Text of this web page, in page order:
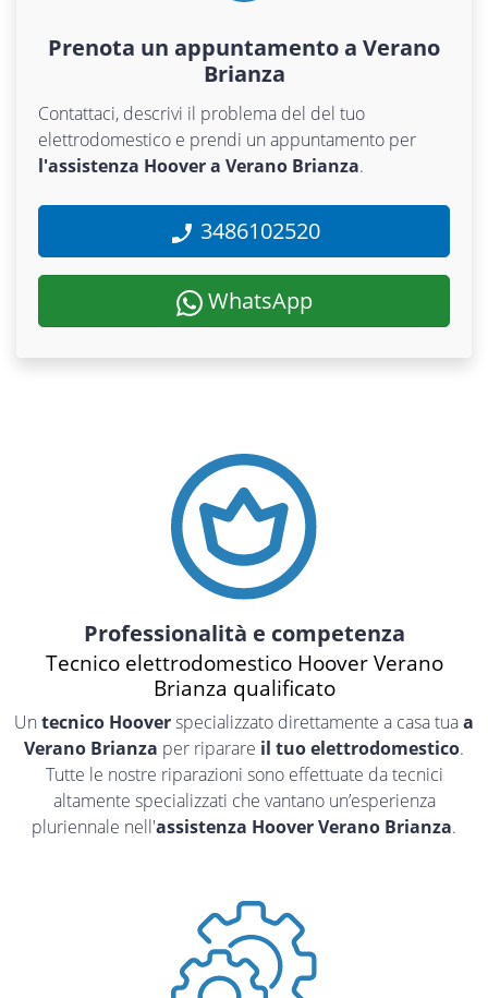
Prenota un appuntamento a Verano
Brianza
Contattaci, descrivi il problema del del tuo
elettrodomestico e prendi un appuntamento per
l'assistenza Hoover a Verano Brianza.
3486102520
WhatsApp
Professionalità e competenza
Tecnico elettrodomestico Hoover Verano
Brianza qualificato
Un tecnico Hooverspecializzato direttamente a casa tuaa
Verano Brianza per riparare il tuo elettrodomestico.
Tutte le nostre riparazioni sono effettuate da tecnici
altamente specializzati che vantano un’esperienza
pluriennale nell'assistenza Hoover Verano Brianza.